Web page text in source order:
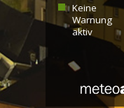
Keine
Warnung
aktiv